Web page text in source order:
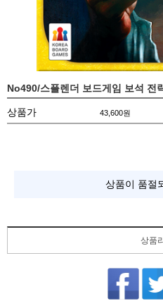
No490/스플렌더 보드게임 보석 전
상품가 43,600원
상품이 품절
상품